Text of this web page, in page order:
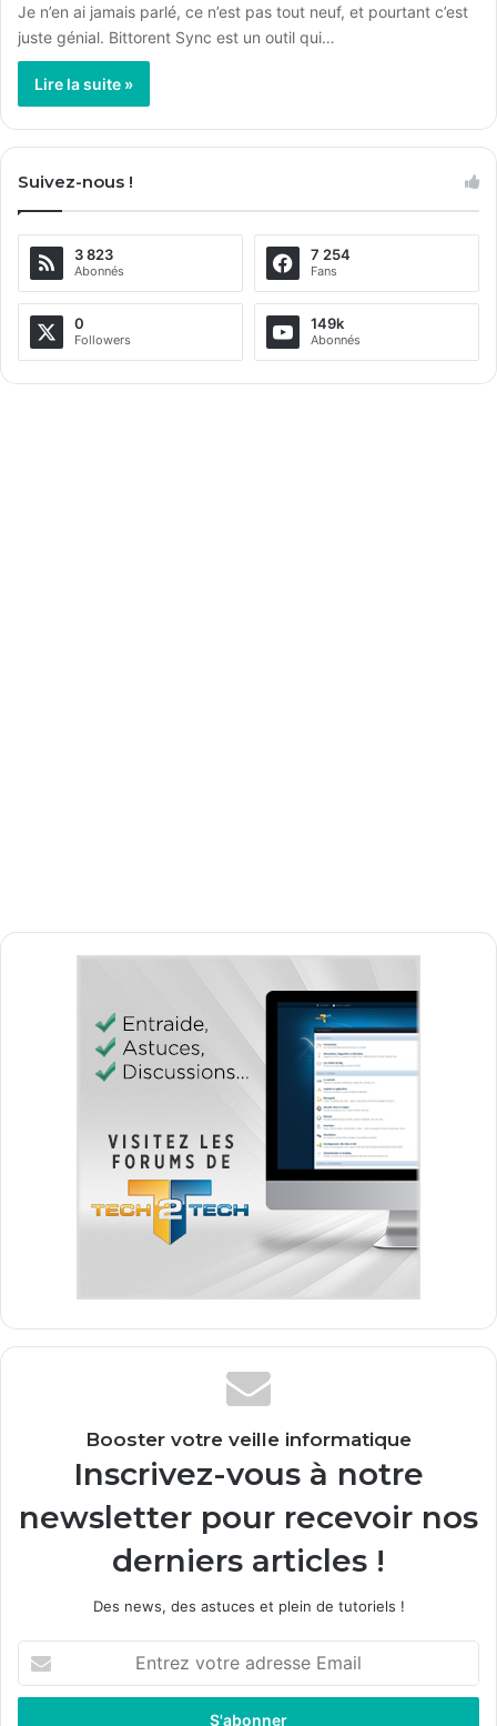
Je n’en ai jamais parlé, ce n’est pas tout neuf, et pourtant c’est
juste génial. Bittorent Sync est un outil qui…
Lire la suite »
Suivez-nous !
3 823
Abonnés
7 254
Fans
0
Followers
149k
Abonnés
Booster votre veille informatique
Inscrivez-vous à notre
newsletter pour recevoir nos
derniers articles !
Des news, des astuces et plein de tutoriels !
t